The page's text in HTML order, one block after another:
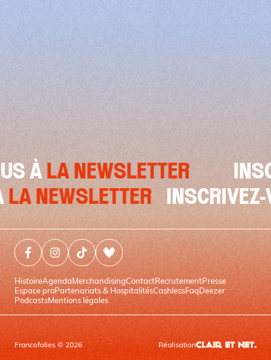
INSCRIVEZ-VOUS À
VOUS ÀLA
HistoireAgendaMerchandisingContactRecrutementPresse
Espace proPartenariats & HospitalitésCashlessFaqDeezer
PodcastsMentions légales
Facebook (nouvelle fenêtre)
Instagram (nouvelle fenêtre)
Tiktok (nouvelle fenêtre)
Deezer (nouvelle fenêtre)
Francofolies © 2026 Réalisation